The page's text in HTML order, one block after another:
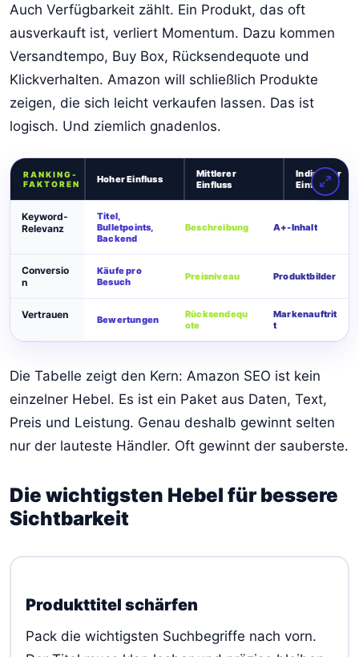
Auch Verfügbarkeit zählt. Ein Produkt, das oft
ausverkauft ist, verliert Momentum. Dazu kommen
Versandtempo, Buy Box, Rücksendequote und
Klickverhalten. Amazon will schließlich Produkte
zeigen, die sich leicht verkaufen lassen. Das ist
logisch. Und ziemlich gnadenlos.
RANKING-
FAKTOREN
Hoher Einfluss
Mittlerer
Einfluss
Indirekter
Einfluss
Keyword-
Relevanz
Titel,
Bulletpoints,
Backend
Beschreibung A+-Inhalt
Conversio
n
Käufe pro
Besuch
Preisniveau Produktbilder
Vertrauen Bewertungen
Rücksendequ
ote
Markenauftrit
t
Die Tabelle zeigt den Kern: Amazon SEO ist kein
einzelner Hebel. Es ist ein Paket aus Daten, Text,
Preis und Leistung. Genau deshalb gewinnt selten
nur der lauteste Händler. Oft gewinnt der sauberste.
Die wichtigsten Hebel für bessere
Sichtbarkeit
Produkttitel schärfen
Pack die wichtigsten Suchbegriffe nach vorn.